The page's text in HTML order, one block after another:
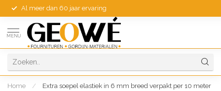
Al meer dan 60 jaar ervaring
MENU
Home / Extra soepel elastiek in 6 mm breed verpakt per 10 meter